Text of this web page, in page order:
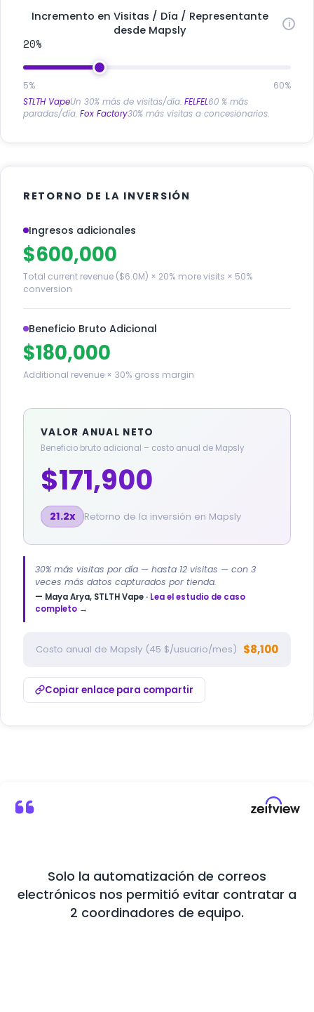
Incremento en Visitas / Día / Representante
desde Mapsly
20%
5% 60%
STLTH VapeUn 30% más de visitas/día. FELFEL60 % más
paradas/día. Fox Factory30% más visitas a concesionarios.
RETORNO DE LA INVERSIÓN
Ingresos adicionales
$600,000
Total current revenue ($6.0M) × 20% more visits × 50%
conversion
Beneficio Bruto Adicional
$180,000
Additional revenue × 30% gross margin
VALOR ANUAL NETO
Beneficio bruto adicional – costo anual de Mapsly
$171,900
21.2x Retorno de la inversión en Mapsly
30% más visitas por día — hasta 12 visitas — con 3
veces más datos capturados por tienda.
— Maya Arya, STLTH Vape · Lea el estudio de caso
completo →
Costo anual de Mapsly (45 $/usuario/mes) $8,100
Copiar enlace para compartir
Solo la automatización de correos
electrónicos nos permitió evitar contratar a
2 coordinadores de equipo.